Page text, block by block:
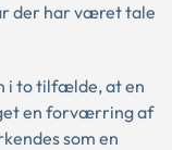
der har været tale
i to tilfælde, at en
en forværring af
som en